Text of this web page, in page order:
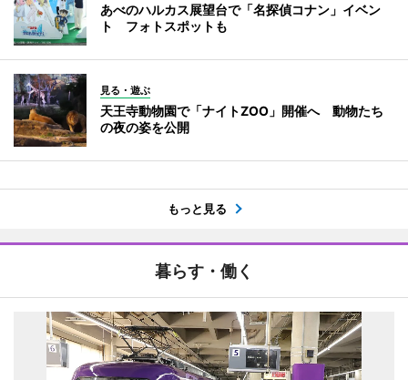
あべのハルカス展望台で「名探偵コナン」イベン
ト フォトスポットも
見る・遊ぶ
天王寺動物園で「ナイトZOO」開催へ 動物たち
の夜の姿を公開
もっと見る
暮らす・働く